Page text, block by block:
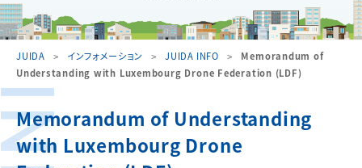
JUIDA インフォメーション JUIDA INFO
Memorandum of
Understanding with Luxembourg Drone Federation (LDF)
Memorandum of Understanding
with Luxembourg Drone